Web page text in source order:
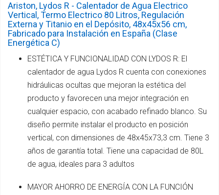
Ariston, Lydos R - Calentador de Agua Electrico
Vertical, Termo Electrico 80 Litros, Regulación
Externa y Titanio en el Depósito, 48x45x56 cm,
Fabricado para Instalación en España (Clase
Energética C)
ESTÉTICA Y FUNCIONALIDAD CON LYDOS R: El
calentador de agua Lydos R cuenta con conexiones
hidráulicas ocultas que mejoran la estética del
producto y favorecen una mejor integración en
cualquier espacio, con acabado refinado blanco. Su
diseño permite instalar el producto en posición
vertical, con dimensiones de 48x45x73,3 cm. Tiene 3
años de garantía total. Tiene una capacidad de 80L
de agua, ideales para 3 adultos
MAYOR AHORRO DE ENERGÍA CON LA FUNCIÓN